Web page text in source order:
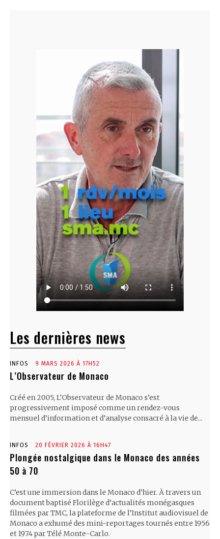
Les dernières news
INFOS 9 MARS 2026 À 17H52
L’Observateur de Monaco
Créé en 2005, L’Observateur de Monaco s’est
progressivement imposé comme un rendez-vous
mensuel d’information et d’analyse consacré à la vie de...
INFOS 20 FÉVRIER 2026 À 16H47
Plongée nostalgique dans le Monaco des années
50 à 70
C’est une immersion dans le Monaco d’hier. À travers un
document baptisé Florilège d’actualités monégasques
filmées par TMC, la plateforme de l’Institut audiovisuel de
Monaco a exhumé des mini-reportages tournés entre 1956
et 1974 par Télé Monte-Carlo.